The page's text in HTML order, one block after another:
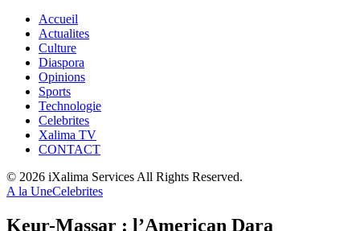
Accueil
Actualites
Culture
Diaspora
Opinions
Sports
Technologie
Celebrites
Xalima TV
CONTACT
© 2026 iXalima Services All Rights Reserved.
A la UneCelebrites
Keur-Massar : l’American Dara